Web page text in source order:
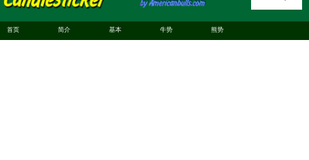
首页 简介 基本 牛势 熊势